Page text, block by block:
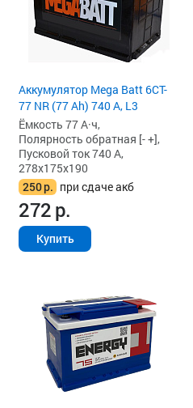
Аккумулятор Mega Batt 6CT-
77 NR (77 Ah) 740 А, L3
Ёмкость 77 А·ч,
Полярность обратная [- +],
Пусковой ток 740 А,
278x175x190
250р. при сдаче акб
272р.
Купить